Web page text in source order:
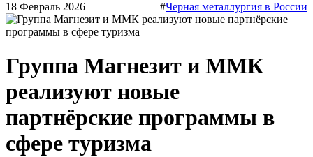
18 Февраль 2026
#Черная металлургия в России
Группа Магнезит и ММК
реализуют новые
партнёрские программы в
сфере туризма